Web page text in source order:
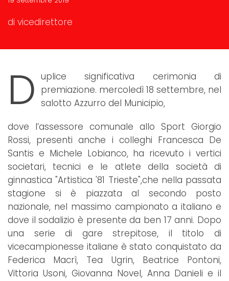
di vicedirettore
D uplice significativa cerimonia di
premiazione. mercoledì 18 settembre, nel
salotto Azzurro del Municipio,
dove l’assessore comunale allo Sport Giorgio
Rossi, presenti anche i colleghi Francesca De
Santis e Michele Lobianco, ha ricevuto i vertici
societari, tecnici e le atlete della società di
ginnastica "Artistica '81 Trieste",che nella passata
stagione si è piazzata al secondo posto
nazionale, nel massimo campionato a italiano e
dove il sodalizio è presente da ben 17 anni. Dopo
una serie di gare strepitose, il titolo di
vicecampionesse italiane è stato conquistato da
Federica Macrì, Tea Ugrin, Beatrice Pontoni,
Vittoria Usoni, Giovanna Novel, Anna Danieli e il